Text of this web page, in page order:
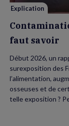
Explication
faut savoir
Début 2026, un
surexposition des
l’alimentation,
osseuses et de
telle exposition ?